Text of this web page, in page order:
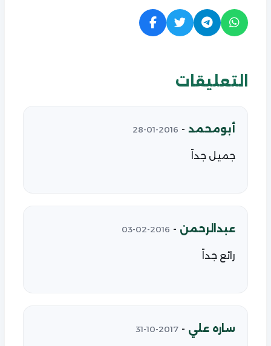
التعليقات
أبومحمد -
2016-01-28
جميل جداً
عبدالرحمن -
2016-02-03
رائع جداً
ساره علي -
2017-10-31